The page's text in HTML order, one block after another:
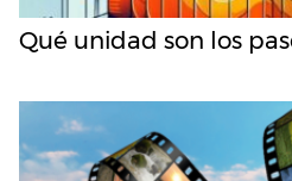
Qué unidad son los